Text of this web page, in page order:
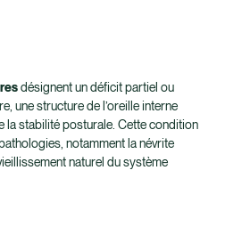
désignent un déficit partiel ou
une structure de l’oreille interne
la stabilité posturale. Cette condition
notamment la névrite
naturel du système